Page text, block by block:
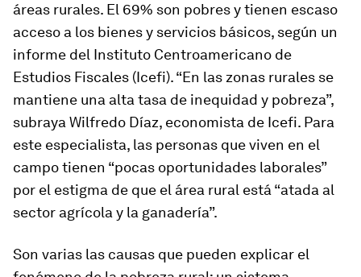
áreas rurales. El 69% son pobres y tienen escaso
acceso a los bienes y servicios básicos, según un
informe del Instituto Centroamericano de
Estudios Fiscales (Icefi). “En las zonas rurales se
mantiene una alta tasa de inequidad y pobreza”,
subraya Wilfredo Díaz, economista de Icefi. Para
este especialista, las personas que viven en el
campo tienen “pocas oportunidades laborales”
por el estigma de que el área rural está “atada al
sector agrícola y la ganadería”.
Son varias las causas que pueden explicar el